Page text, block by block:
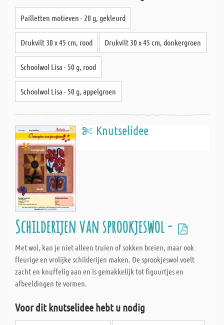
Pailletten motieven - 20 g, gekleurd
Drukvilt 30 x 45 cm, rood Drukvilt 30 x 45 cm, donkergroen
Schoolwol Lisa - 50 g, rood
Schoolwol Lisa - 50 g, appelgroen
Knutselidee
Schilderijen van sprookjeswol -
Met wol, kan je niet alleen truien of sokken breien, maar ook
fleurige en vrolijke schilderijen maken. De sprookjeswol voelt
zacht en knuffelig aan en is gemakkelijk tot figuurtjes en
afbeeldingen te vormen.
Voor dit knutselidee hebt u nodig